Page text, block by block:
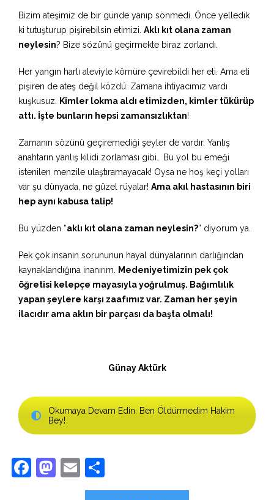
Bizim ateşimiz de bir günde yanıp sönmedi. Önce yelledik
ki tutuşturup pişirebilsin etimizi. Aklı kıt olana zaman
neylesin? Bize sözünü geçirmekte biraz zorlandı.
Her yangın harlı aleviyle kömüre çevirebildi her eti. Ama eti
pişiren de ateş değil közdü. Zamana ihtiyacımız vardı
kuşkusuz.
Kimler lokma aldı etimizden, kimler tükürüp
attı. İşte bunların hepsi zamansızlıktan!
Zamanın sözünü geçiremediği şeyler de vardır. Yanlış
anahtarın yanlış kilidi zorlaması gibi… Bu yol bu emeği
istenilen menzile ulaştıramayacak! Oysa ne hoş keçi yolları
var şu dünyada, ne güzel rüyalar! Ama akıl hastasının biri
hep aynı kabusa talip!
Bu yüzden “aklı kıt olana zaman neylesin?” diyorum ya.
Pek çok insanın sorununun hayal dünyalarının darlığından
kaynaklandığına inanırım.
Medeniyetimizin pek çok
öğretisi kelepçe mayasıyla yoğrulmuş. Bağımlılık
yapan şeylere karşı zaafımız var. Zaman her şeyin
ilacıdır ama aklın bir parçası da başta olmalı!
Günay Aktürk
Okumaya Devam Edin: Ben Öldürmedim Hakim
Bey!
Facebook
Mastodon
Email